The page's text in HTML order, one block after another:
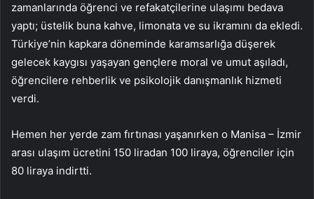
zamanlarında öğrenci ve refakatçilerine ulaşımı bedava
yaptı; üstelik buna kahve, limonata ve su ikramını da ekledi.
Türkiye’nin kapkara döneminde karamsarlığa düşerek
gelecek kaygısı yaşayan gençlere moral ve umut aşıladı,
öğrencilere rehberlik ve psikolojik danışmanlık hizmeti
verdi.
Hemen her yerde zam fırtınası yaşanırken o Manisa – İzmir
arası ulaşım ücretini 150 liradan 100 liraya, öğrenciler için
80 liraya indirtti.